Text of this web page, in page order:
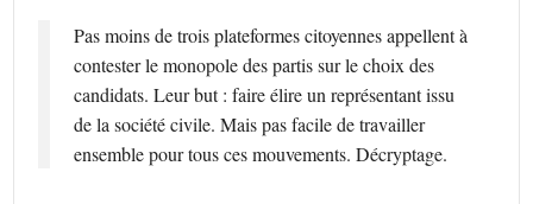
Pas moins de trois plateformes citoyennes appellent à
contester le monopole des partis sur le choix des
candidats. Leur but : faire élire un représentant issu
de la société civile. Mais pas facile de travailler
ensemble pour tous ces mouvements. Décryptage.